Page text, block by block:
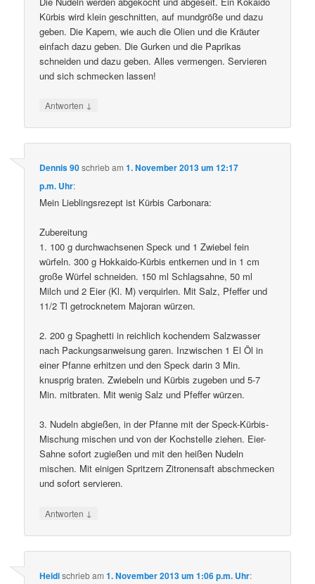
Kürbis wird klein geschnitten, auf mundgröße und dazu
geben. Die Kapern, wie auch die Olien und die Kräuter
einfach dazu geben. Die Gurken und die Paprikas
schneiden und dazu geben. Alles vermengen. Servieren
und sich schmecken lassen!
Antworten ↓
Dennis 90schriebam1. November 2013 um 12:17
p.m. Uhr:
Mein Lieblingsrezept ist Kürbis Carbonara:
Zubereitung
1. 100 g durchwachsenen Speck und 1 Zwiebel fein
würfeln. 300 g Hokkaido-Kürbis entkernen und in 1 cm
große Würfel schneiden. 150 ml Schlagsahne, 50 ml
Milch und 2 Eier (Kl. M) verquirlen. Mit Salz, Pfeffer und
11/2 Tl getrocknetem Majoran würzen.
2. 200 g Spaghetti in reichlich kochendem Salzwasser
nach Packungsanweisung garen. Inzwischen 1 El Öl in
einer Pfanne erhitzen und den Speck darin 3 Min.
knusprig braten. Zwiebeln und Kürbis zugeben und 5-7
Min. mitbraten. Mit wenig Salz und Pfeffer würzen.
3. Nudeln abgießen, in der Pfanne mit der Speck-Kürbis-
Mischung mischen und von der Kochstelle ziehen. Eier-
Sahne sofort zugießen und mit den heißen Nudeln
mischen. Mit einigen Spritzern Zitronensaft abschmecken
und sofort servieren.
Antworten ↓
Heidischriebam1. November 2013 um 1:06 p.m. Uhr: